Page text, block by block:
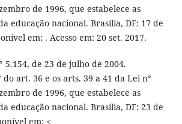
de 1996, que estabelece as
educação nacional. Brasília, DF: 17 de
em: . Acesso em: 20 set. 2017.
5.154, de 23 de julho de 2004.
do art. 36 e os arts. 39 a 41 da Lei n°
de 1996, que estabelece as
educação nacional. Brasília, DF: 23 de
em: <